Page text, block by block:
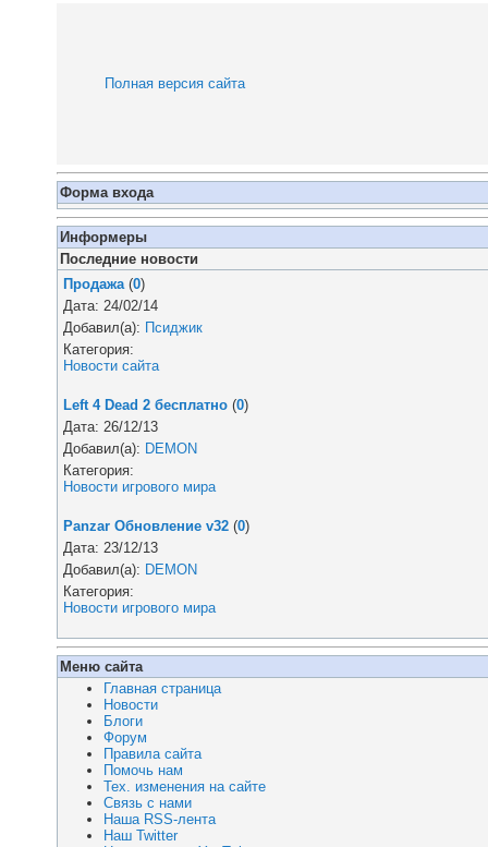
Полная версия сайта
Форма входа
Информеры
Последние новости
Продажа (0)
Дата: 24/02/14
Добавил(а): Псиджик
Категория:
Новости сайта
Left 4 Dead 2 бесплатно (0)
Дата: 26/12/13
Добавил(а): DEMON
Категория:
Новости игрового мира
Panzar Обновление v32 (0)
Дата: 23/12/13
Добавил(а): DEMON
Категория:
Новости игрового мира
Меню сайта
Главная страница
Новости
Блоги
Форум
Правила сайта
Помочь нам
Тех. изменения на сайте
Связь с нами
Наша RSS-лента
Наш Twitter